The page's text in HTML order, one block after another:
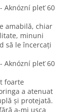
amabilă, chiar
minuni
să le încercați
foarte
a atenuat
și protejată.
a-mi usca